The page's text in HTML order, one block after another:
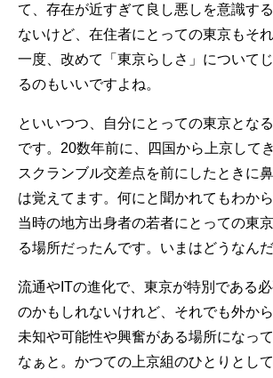
て、存在が近すぎて良し悪しを意識す
ないけど、在住者にとっての東京もそ
一度、改めて「東京らしさ」について
るのもいいですよね。
といいつつ、自分にとっての東京とな
です。20数年前に、四国から上京して
スクランブル交差点を前にしたときに
は覚えてます。何にと聞かれてもわか
当時の地方出身者の若者にとっての東
る場所だったんです。いまはどうなん
流通やITの進化で、東京が特別である
のかもしれないけれど、それでも外か
未知や可能性や興奮がある場所になっ
なぁと。かつての上京組のひとりとし